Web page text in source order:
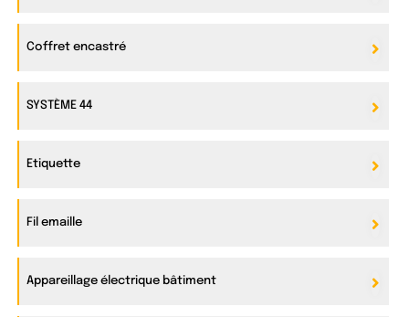
Coffret encastré
SYSTÈME 44
Etiquette
Fil emaille
Appareillage électrique bâtiment